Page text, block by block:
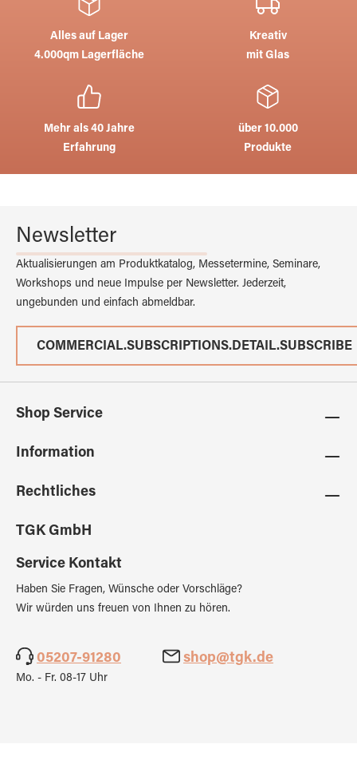
Alles auf Lager
4.000qm Lagerfläche
Kreativ
mit Glas
Mehr als 40 Jahre
Erfahrung
über 10.000
Produkte
Newsletter
Aktualisierungen am Produktkatalog, Messetermine, Seminare,
Workshops und neue Impulse per Newsletter. Jederzeit,
ungebunden und einfach abmeldbar.
COMMERCIAL.SUBSCRIPTIONS.DETAIL.SUBSCRIBE
Shop Service
Information
Rechtliches
TGK GmbH
Service Kontakt
Haben Sie Fragen, Wünsche oder Vorschläge?
Wir würden uns freuen von Ihnen zu hören.
05207-91280 shop@tgk.de
Mo. - Fr. 08-17 Uhr